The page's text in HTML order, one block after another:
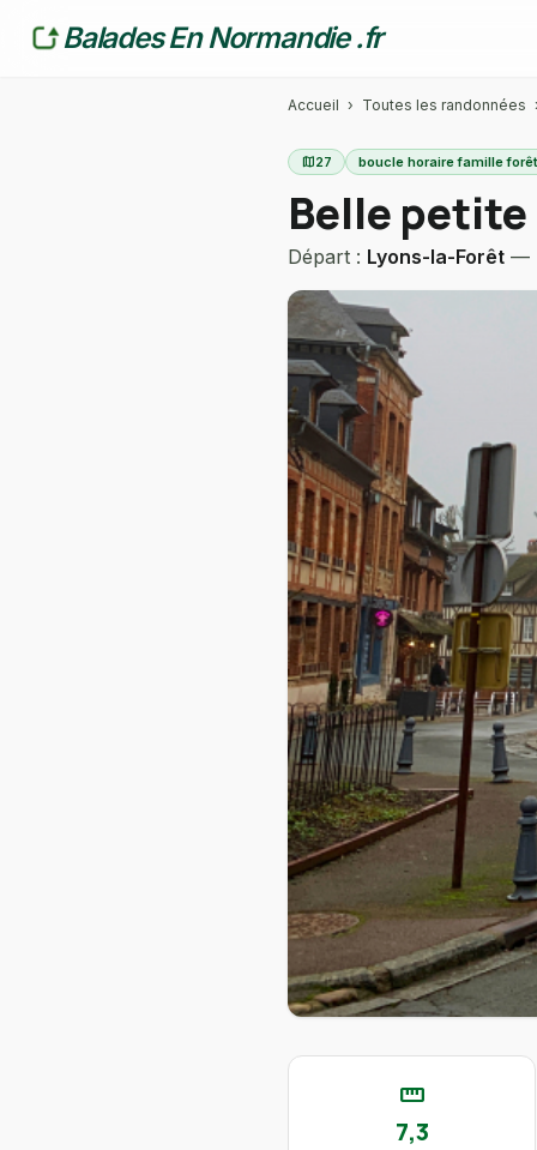
Balades En Normandie .fr
Accueil › Toutes les randonnées
map27 boucle horaire famille
Belle petite
Départ : Lyons-la-Forêt —
straighten
7,3